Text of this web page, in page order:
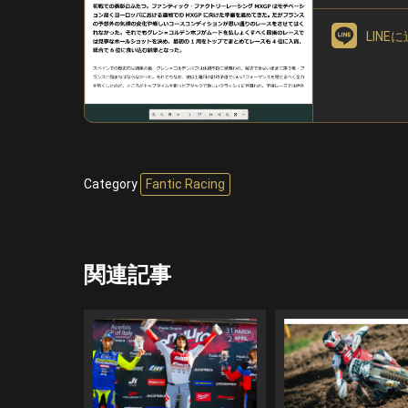
LINE
Category Fantic Racing
関連記事